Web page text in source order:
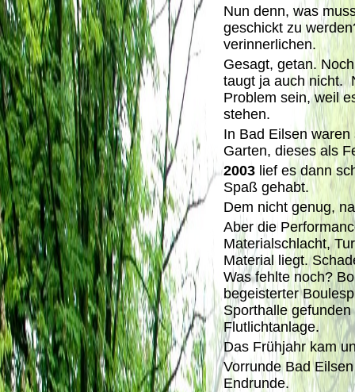
Nun denn, was
geschickt zu
verinnerlichen.
Gesagt, getan.
taugt ja auch nicht.
Problem sein, weil
stehen.
In Bad Eilsen
Garten, dieses als
2003 lief es dann
Spaß gehabt.
Dem nicht genug,
Aber die
Materialschlacht,
Material liegt.
Was fehlte noch?
begeisterter
Sporthalle
Flutlichtanlage.
Das Frühjahr kam
Vorrunde Bad
Endrunde.